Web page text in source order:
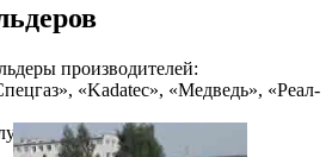
производителей:
«Kadatec», «Медведь», «Реал-
по